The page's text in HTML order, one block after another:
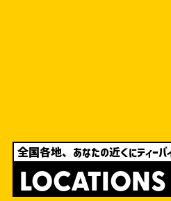
全国各地、あなたの近くにティーバ
LOCATIONS